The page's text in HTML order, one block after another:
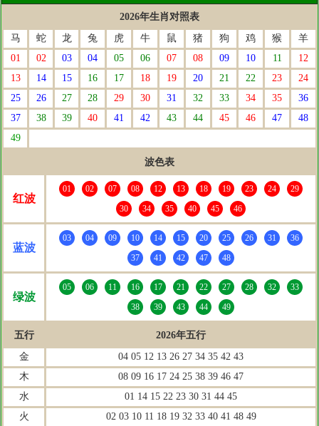
2026年生肖对照表
马
蛇 龙 兔 虎 牛 鼠 猪 狗 鸡 猴
羊
01
02 03 04 05 06 07 08 09 10 11
12
13
14 15 16 17 18 19 20 21 22 23
24
25
26 27 28 29 30 31 32 33 34 35
36
37
38 39 40 41 42 43 44 45 46 47
48
49
波色表
红波
01 02 07 08 12 13 18 19 23 24
29
30
34 35 40 45 46
蓝波
03 04 09 10 14 15 20 25 26 31
36
37
41 42 47 48
绿波
05 06 11 16 17 21 22 27 28 32
33
38
39 43 44 49
五行
2026年五行
金
04 05 12 13 26 27 34 35 42 43
木
08 09 16 17 24 25 38 39 46 47
水
01 14 15 22 23 30 31 44 45
火
02 03 10 11 18 19 32 33 40 41 48 49